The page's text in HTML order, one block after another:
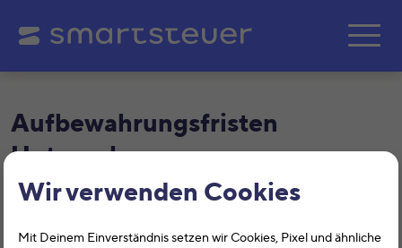
Wir verwenden Cookies
Mit Deinem Einverständnis setzen wir Cookies, Pixel und ähnliche
Zum Hauptinhalt
Aufbewahrungsfristen
Unternehmen
Folgende Unterlagen können Sie ab 1. Januar 2025